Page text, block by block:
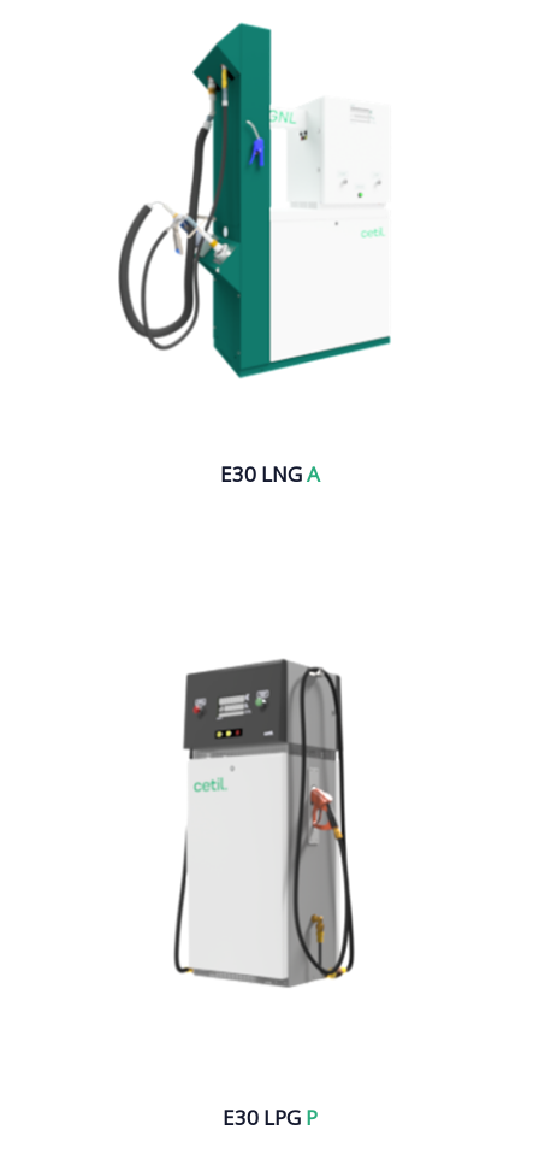
E30 LNGA
E30 LPG P